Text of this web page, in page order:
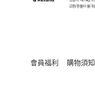
會員福利 購物須知